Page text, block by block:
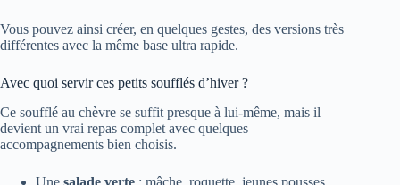
Vous pouvez ainsi créer, en quelques gestes, des versions très
différentes avec la même base ultra rapide.
Avec quoi servir ces petits soufflés d’hiver ?
Ce soufflé au chèvre se suffit presque à lui-même, mais il
devient un vrai repas complet avec quelques
accompagnements bien choisis.
Une salade verte : mâche, roquette, jeunes pousses